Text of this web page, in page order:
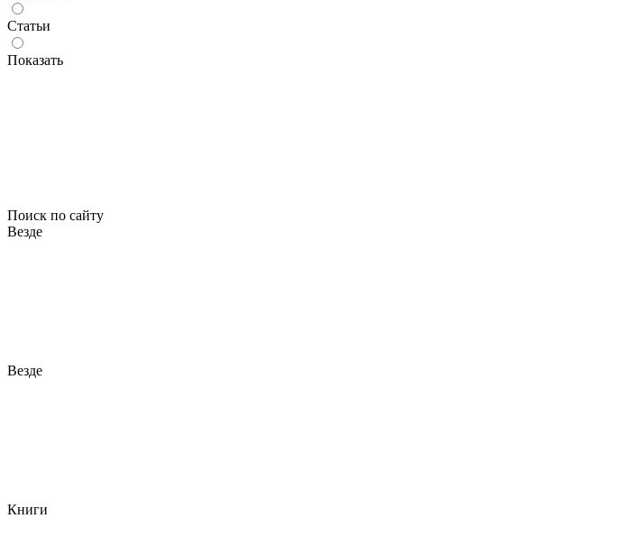
Статьи
Показать
Поиск по сайту
Везде
Везде
Книги